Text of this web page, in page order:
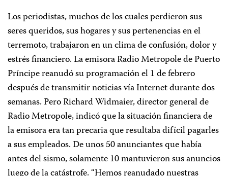
Los periodistas, muchos de los cuales perdieron sus
seres queridos, sus hogares y sus pertenencias en el
terremoto, trabajaron en un clima de confusión, dolor y
estrés financiero. La emisora Radio Metropole de Puerto
Príncipe reanudó su programación el 1 de febrero
después de transmitir noticias vía Internet durante dos
semanas. Pero Richard Widmaier, director general de
Radio Metropole, indicó que la situación financiera de
la emisora era tan precaria que resultaba difícil pagarles
a sus empleados. De unos 50 anunciantes que había
antes del sismo, solamente 10 mantuvieron sus anuncios